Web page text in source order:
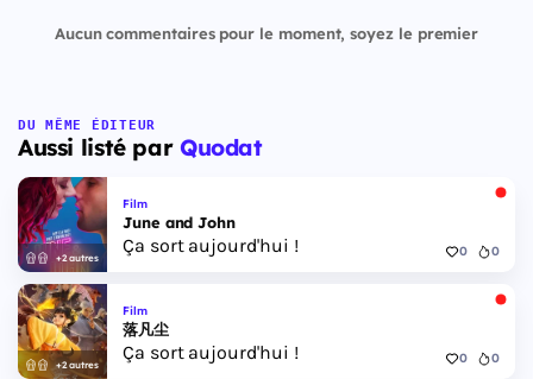
Aucun commentaires pour le moment, soyez le premier
DU MÊME ÉDITEUR
Aussi listé par Quodat
+2 autres
Film
June and John
Ça sort aujourd'hui ! 0 0
+2 autres
Film
落凡尘
Ça sort aujourd'hui ! 0 0